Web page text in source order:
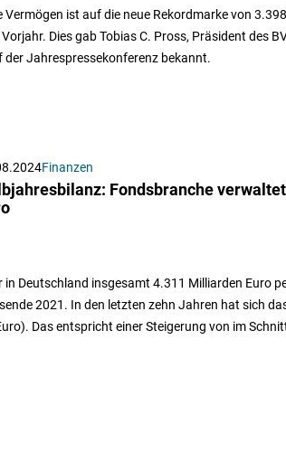
ist auf die neue Rekordmarke von
Dies gab Tobias C. Pross, Präsident des
der Jahrespressekonferenz bekannt.
Finanzen
Fondsbranche
Deutschland insgesamt 4.311 Milliarden Euro
2021. In den letzten zehn Jahren hat sich
Das entspricht einer Steigerung von im